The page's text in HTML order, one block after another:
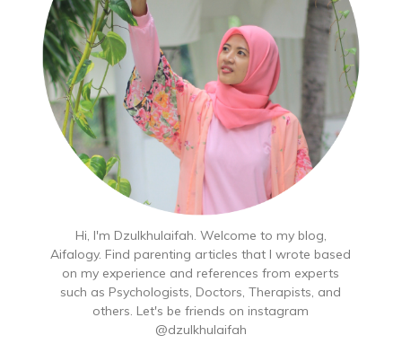
Hi, I'm Dzulkhulaifah. Welcome to my blog,
Aifalogy. Find parenting articles that I wrote based
on my experience and references from experts
such as Psychologists, Doctors, Therapists, and
others. Let's be friends on instagram
@dzulkhulaifah